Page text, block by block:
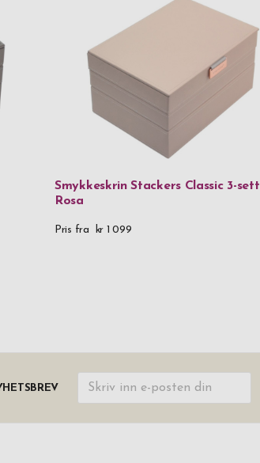
Smykkeskrin Stackers Classic 3-sett
Rosa
Pris fra kr 1 099